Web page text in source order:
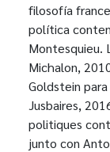
filosofía
política
Montesquieu.
Michalon,
Goldstein
Jusbaires,
politiques
junto con